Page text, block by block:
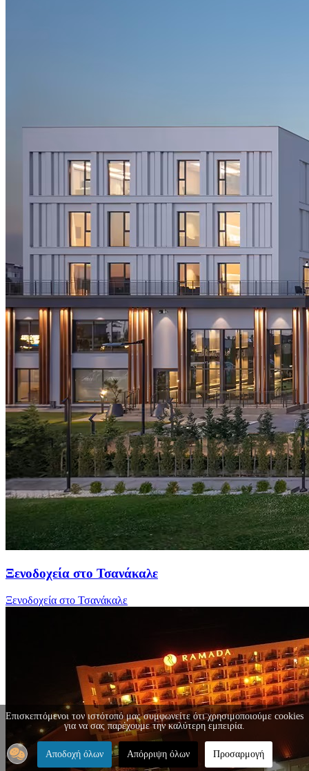
Ξενοδοχεία στο Τσανάκαλε
Ξενοδοχεία στο Τσανάκαλε
Επισκεπτόμενοι τον ιστότοπό μας συμφωνείτε ότι χρησιμοποιούμε cookies
για να σας παρέχουμε την καλύτερη εμπειρία.
Αποδοχή όλων Απόρριψη όλων Προσαρμογή